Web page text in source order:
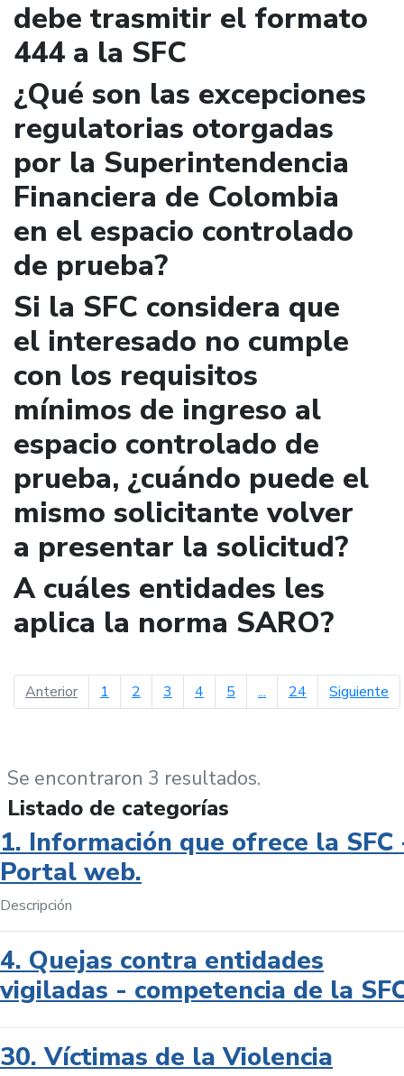
debe trasmitir el formato
444 a la SFC
¿Qué son las excepciones
regulatorias otorgadas
por la Superintendencia
Financiera de Colombia
en el espacio controlado
de prueba?
Si la SFC considera que
el interesado no cumple
con los requisitos
mínimos de ingreso al
espacio controlado de
prueba, ¿cuándo puede el
mismo solicitante volver
a presentar la solicitud?
A cuáles entidades les
aplica la norma SARO?
Anteriorpágina anterior
1 2 3 4 5 ... 24 Siguiente
Se encontraron 3 resultados.
Listado de categorías
1. Información que ofrece la SFC
Portal web.
Descripción
4. Quejas contra entidades
vigiladas - competencia de la
30. Víctimas de la Violencia